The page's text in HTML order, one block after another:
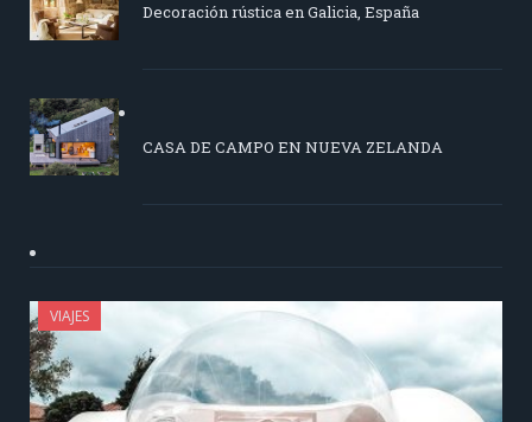
Decoración rústica en Galicia, España
CASA DE CAMPO EN NUEVA ZELANDA
VIAJES